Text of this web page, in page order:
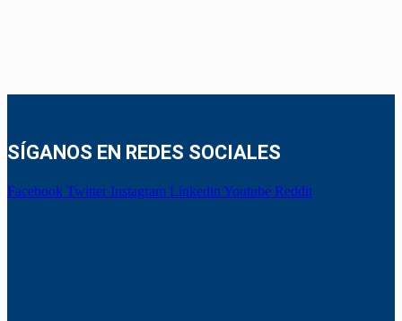
SÍGANOS EN REDES SOCIALES
Facebook Twitter Instagram Linkedin Youtube Reddit